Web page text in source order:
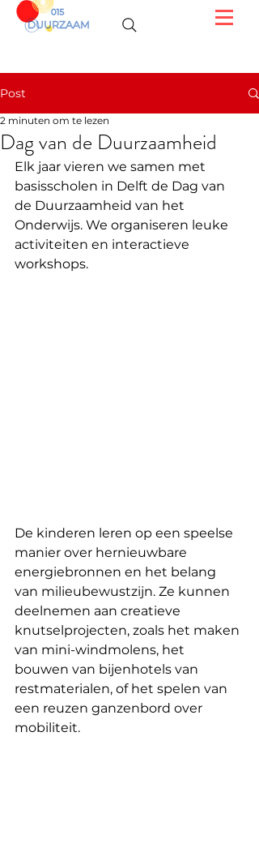
Post
Dag van de Duurzaamheid
2 minuten om te lezen
Elk jaar vieren we samen met
basisscholen in Delft de Dag van
de Duurzaamheid van het
Onderwijs. We organiseren leuke
activiteiten en interactieve
workshops.
De kinderen leren op een speelse
manier over hernieuwbare
energiebronnen en het belang
van milieubewustzijn. Ze kunnen
deelnemen aan creatieve
knutselprojecten, zoals het maken
van mini-windmolens, het
bouwen van bijenhotels van
restmaterialen, of het spelen van
een reuzen ganzenbord over
mobiliteit.